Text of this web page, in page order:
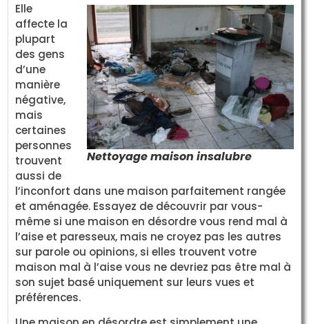
Nettoyage maison insalubre
Elle
affecte la
plupart
des gens
d’une
manière
négative,
mais
certaines
personnes
trouvent
aussi de
l’inconfort dans une maison parfaitement rangée
et aménagée. Essayez de découvrir par vous-
même si une maison en désordre vous rend mal à
l’aise et paresseux, mais ne croyez pas les autres
sur parole ou opinions, si elles trouvent votre
maison mal à l’aise vous ne devriez pas être mal à
son sujet basé uniquement sur leurs vues et
préférences.